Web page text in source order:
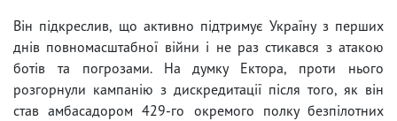
Він підкреслив, що активно підтримує Україну з перших
днів повномасштабної війни і не раз стикався з атакою
ботів та погрозами. На думку Ектора, проти нього
розгорнули кампанію з дискредитації після того, як він
став амбасадором 429-го окремого полку безпілотних